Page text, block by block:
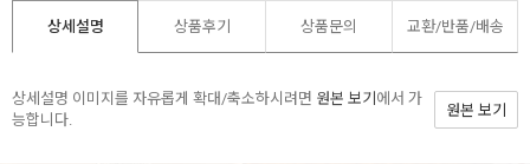
상세설명 상품후기 상품문의 교환/반품/배송
상세설명 이미지를 자유롭게 확대/축소하시려면 원본 보기 에서 가
능합니다.
원본 보기